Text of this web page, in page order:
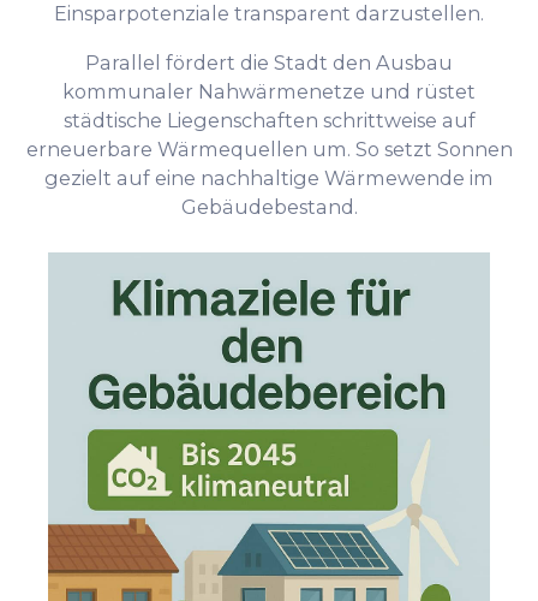
Einsparpotenziale transparent darzustellen.
Parallel fördert die Stadt den Ausbau
kommunaler Nahwärmenetze und rüstet
städtische Liegenschaften schrittweise auf
erneuerbare Wärmequellen um. So setzt Sonnen
gezielt auf eine nachhaltige Wärmewende im
Gebäudebestand.